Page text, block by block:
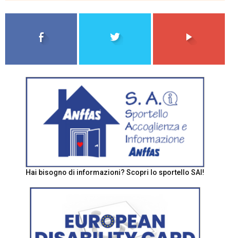
Hai bisogno di informazioni? Scopri lo sportello SAI!